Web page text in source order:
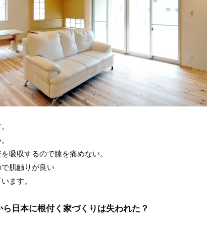
吸収するので膝を痛めない。
肌触りが良い
ます。
ら日本に根付く家づくりは失われた？